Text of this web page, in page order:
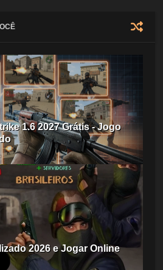
1.6 2027 Grátis - Jogo
2026 e Jogar Online